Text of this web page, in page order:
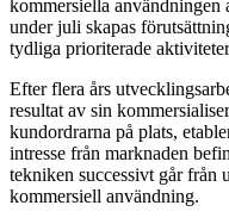
kommersiella användningen
under juli skapas
tydliga prioriterade
Efter flera års
resultat av sin
kundordrarna på plats,
intresse från marknaden
tekniken successivt går
kommersiell användning.